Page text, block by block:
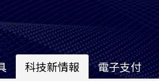
科技新情報 電子支付